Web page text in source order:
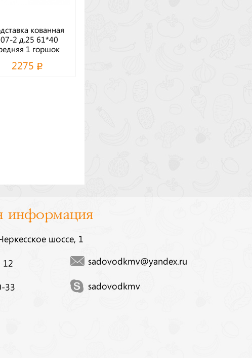
кованная
2 д.25 61*40
1 горшок
2275
информация
шоссе, 1
12
33
sadovodkmv@yandex.ru
sadovodkmv